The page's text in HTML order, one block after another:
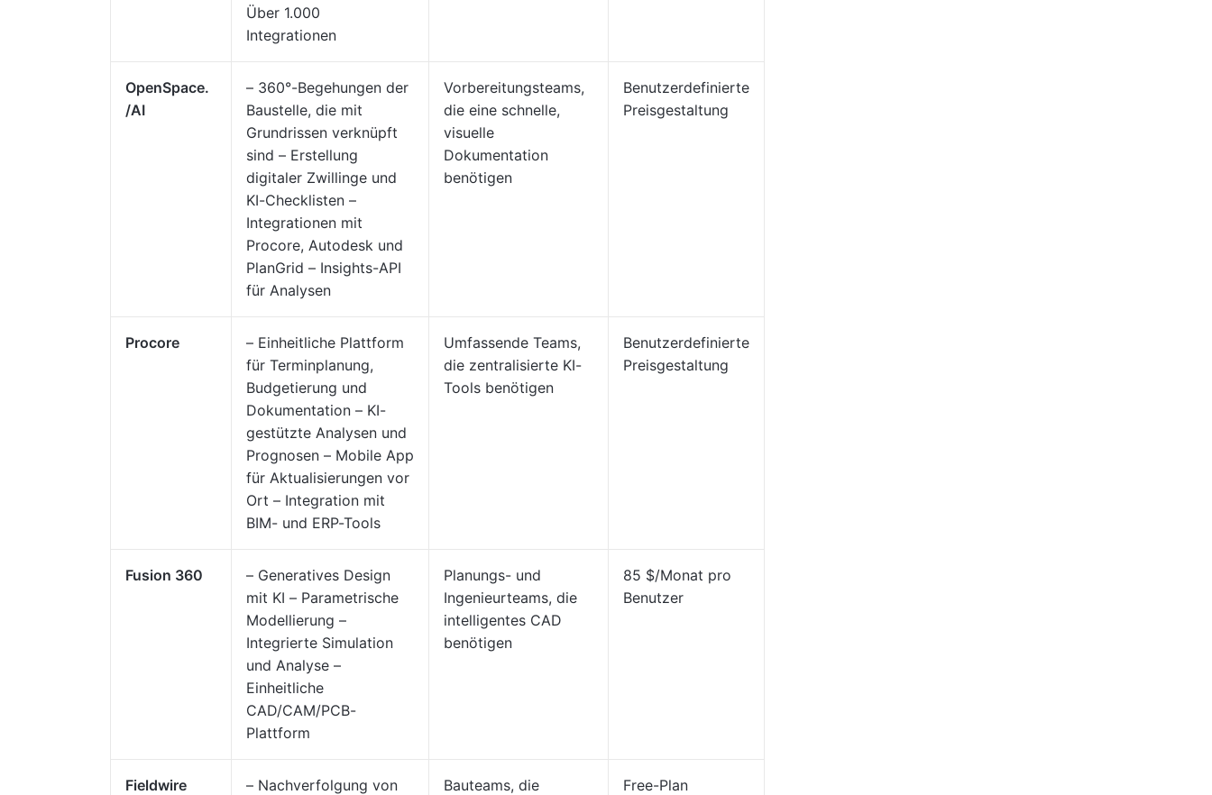
Über 1.000
Integrationen
OpenSpace.
/AI
– 360°-Begehungen der
Baustelle, die mit
Grundrissen verknüpft
sind – Erstellung
digitaler Zwillinge und
KI-Checklisten –
Integrationen mit
Procore, Autodesk und
PlanGrid – Insights-API
für Analysen
Vorbereitungsteams,
die eine schnelle,
visuelle
Dokumentation
benötigen
Benutzerdefinierte
Preisgestaltung
Procore
– Einheitliche Plattform
für Terminplanung,
Budgetierung und
Dokumentation – KI-
gestützte Analysen und
Prognosen – Mobile App
für Aktualisierungen vor
Ort – Integration mit
BIM- und ERP-Tools
Umfassende Teams,
die zentralisierte KI-
Tools benötigen
Benutzerdefinierte
Preisgestaltung
Fusion 360
– Generatives Design
mit KI – Parametrische
Modellierung –
Integrierte Simulation
und Analyse –
Einheitliche
CAD/CAM/PCB-
Plattform
Planungs- und
Ingenieurteams, die
intelligentes CAD
benötigen
85 $/Monat pro
Benutzer
Fieldwire
– Nachverfolgung von
Bauteams, die
Free-Plan